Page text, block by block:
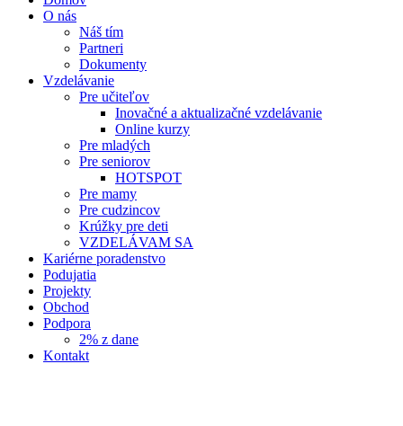
O nás
Náš tím
Partneri
Dokumenty
Vzdelávanie
Pre učiteľov
Inovačné a aktualizačné vzdelávanie
Online kurzy
Pre mladých
Pre seniorov
HOTSPOT
Pre mamy
Pre cudzincov
Krúžky pre deti
VZDELÁVAM SA
Kariérne poradenstvo
Podujatia
Projekty
Obchod
Podpora
2% z dane
Kontakt